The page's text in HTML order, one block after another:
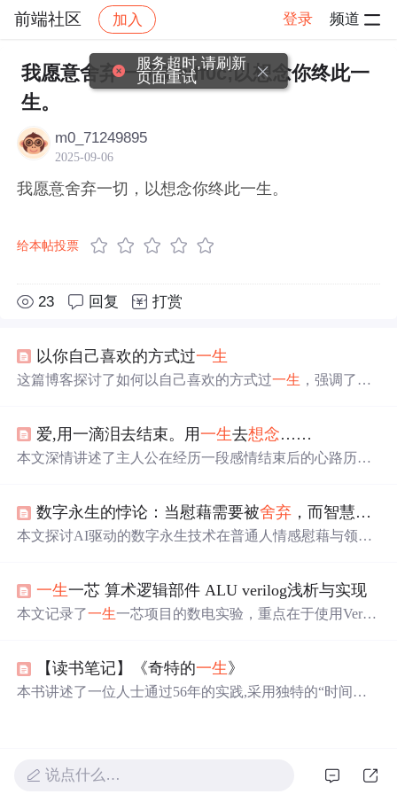
前端社区 加入 登录 频道
社区 前端社区 感慨 帖子详情
我愿意舍弃一切&#xff0c;以想念你终此一
生。
m0_71249895
2025-09-06
我愿意舍弃一切，以想念你终此一生。
给本帖投票
23 回复 打赏
以你自己喜欢的方式过一生
这篇博客探讨了如何以自己喜欢的方式过一生 ，强调了个
是物质，都要学会适时放手。通过自我反省和努力，追求
内心的温暖与明亮，创造属于自己的独特生活。
爱,用一滴泪去结束。用一生去想念……
本文深情讲述了主人公在经历一段感情结束后的心路历
数字永生的悖论：当慰藉需要被舍弃 ，而智慧渴望被延续
本文探讨AI驱动的数字永生技术在普通人情感慰藉与领导
迭代与功能实效，无视‘真实’而专注决策效用。核心矛盾
在于情感需求依赖真实性与唯一性，而功能需求仅关注有
一生一芯 算术逻辑部件 ALU verilog浅析与实现
本文记录了一生一芯项目的数电实验，重点在于使用Verilo
现。在调试过程中遇到加法结果不一致的问题，最终通过
改进代码解决了溢出标志的获取。
【读书笔记】《奇特的一生 》
本书讲述了一位人士通过56年的实践,采用独特的“时间统
说点什么…
服务超时,请刷新
页面重试